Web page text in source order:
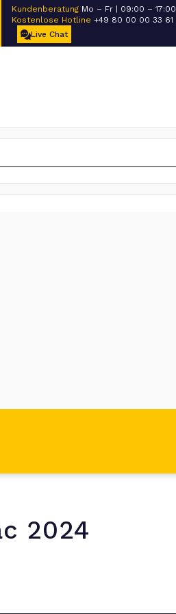
Kundenberatung Mo – Fr | 09:00 – 17:00
Kostenlose Hotline +49 80 00 00 33 61
Live Chat
2024